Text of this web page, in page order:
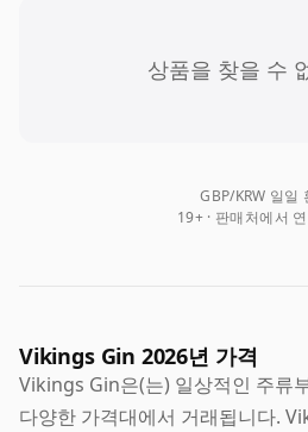
상품을 찾을 수
GBP/KRW 일일
19+ · 판매처에서
Vikings Gin 2026년 가격
Vikings Gin은(는) 일상적인 주류
다양한 가격대에서 거래됩니다.